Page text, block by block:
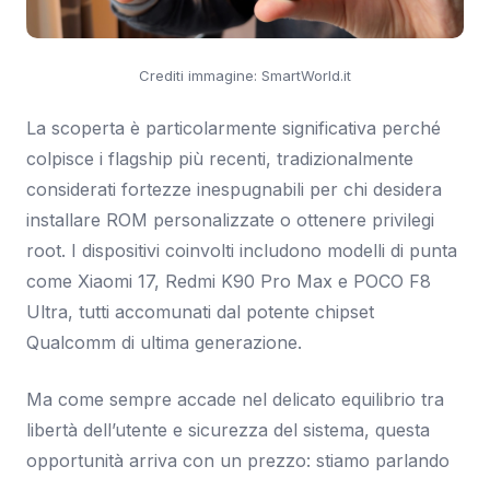
Crediti immagine: SmartWorld.it
La scoperta è particolarmente significativa perché
colpisce i flagship più recenti, tradizionalmente
considerati fortezze inespugnabili per chi desidera
installare ROM personalizzate o ottenere privilegi
root. I dispositivi coinvolti includono modelli di punta
come Xiaomi 17, Redmi K90 Pro Max e POCO F8
Ultra, tutti accomunati dal potente chipset
Qualcomm di ultima generazione.
Ma come sempre accade nel delicato equilibrio tra
libertà dell’utente e sicurezza del sistema, questa
opportunità arriva con un prezzo: stiamo parlando